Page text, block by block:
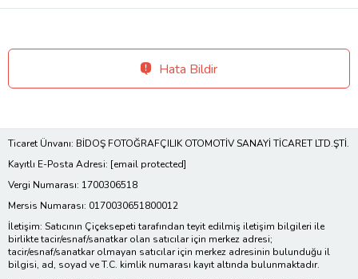
Hata Bildir
Ticaret Ünvanı: BİDOŞ FOTOĞRAFÇILIK OTOMOTİV SANAYİ TİCARET LTD.ŞTİ.
Kayıtlı E-Posta Adresi: [email protected]
Vergi Numarası: 1700306518
Mersis Numarası: 0170030651800012
İletişim: Satıcının Çiçeksepeti tarafından teyit edilmiş iletişim bilgileri ile
birlikte tacir/esnaf/sanatkar olan satıcılar için merkez adresi;
tacir/esnaf/sanatkar olmayan satıcılar için merkez adresinin bulunduğu il
bilgisi, ad, soyad ve T.C. kimlik numarası kayıt altında bulunmaktadır.